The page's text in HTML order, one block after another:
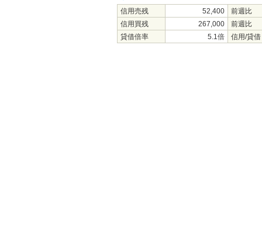
信用売残
52,400
前週比
信用買残
267,000
前週比
貸借倍率
5.1倍 信用/貸借